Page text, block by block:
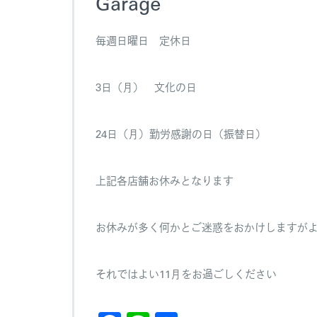
毎週日曜日 定休日
3日（月） 文化の日
24日（月）勤労感謝の日（振替日）
上記各店舗お休みとなります
お休みが多く何かとご迷惑をおかけしますが
それではよい11月をお過ごしください